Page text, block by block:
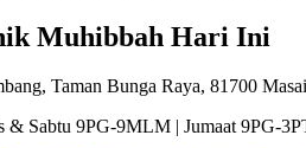
Muhibbah Hari Ini
Taman Bunga Raya, 81700
& Sabtu 9PG-9MLM | Jumaat 9PG-